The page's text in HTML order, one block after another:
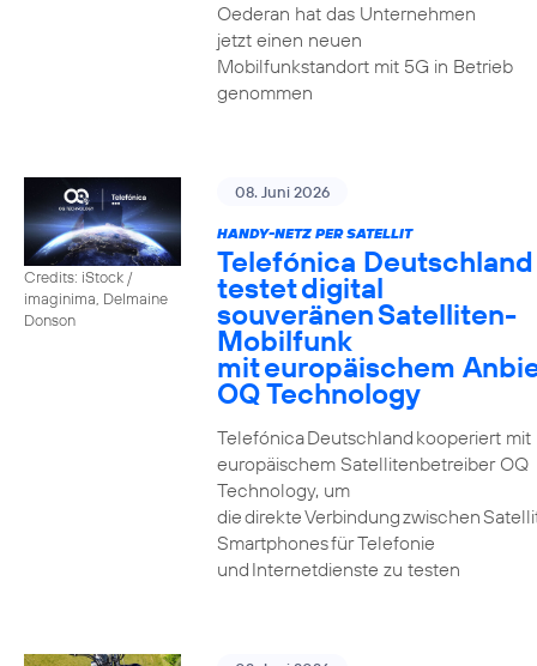
Oederan hat das Unternehmen
jetzt einen neuen
Mobilfunkstandort mit 5G in Betrieb
genommen
Credits: iStock /
imaginima, Delmaine
Donson
08. Juni 2026
HANDY-NETZ PER SATELLIT
Telefónica Deutschland
testet digital
souveränen Satelliten-
Mobilfunk
mit europäischem
OQ Technology
Telefónica Deutschland kooperiert mit
europäischem Satellitenbetreiber OQ
Technology, um
die direkte Verbindung zwischen
Smartphones für Telefonie
und Internetdienste zu testen